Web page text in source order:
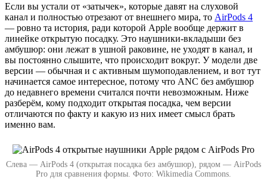
Если вы устали от «затычек», которые давят на слуховой
канал и полностью отрезают от внешнего мира, то AirPods 4
— ровно та история, ради которой Apple вообще держит в
линейке открытую посадку. Это наушники-вкладыши без
амбушюр: они лежат в ушной раковине, не уходят в канал, и
вы постоянно слышите, что происходит вокруг. У модели две
версии — обычная и с активным шумоподавлением, и вот тут
начинается самое интересное, потому что ANC без амбушюр
до недавнего времени считался почти невозможным. Ниже
разберём, кому подходит открытая посадка, чем версии
отличаются по факту и какую из них имеет смысл брать
именно вам.
Слева — AirPods 4 (открытая посадка без амбушюр), рядом — AirPods
Pro для сравнения формы. Фото: Wikimedia Commons.